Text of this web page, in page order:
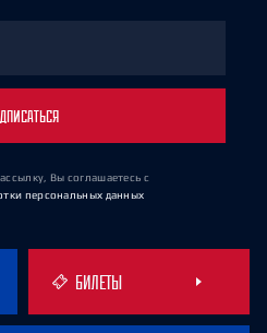
Вы соглашаетесь с
персональных данных
БИЛЕТЫ